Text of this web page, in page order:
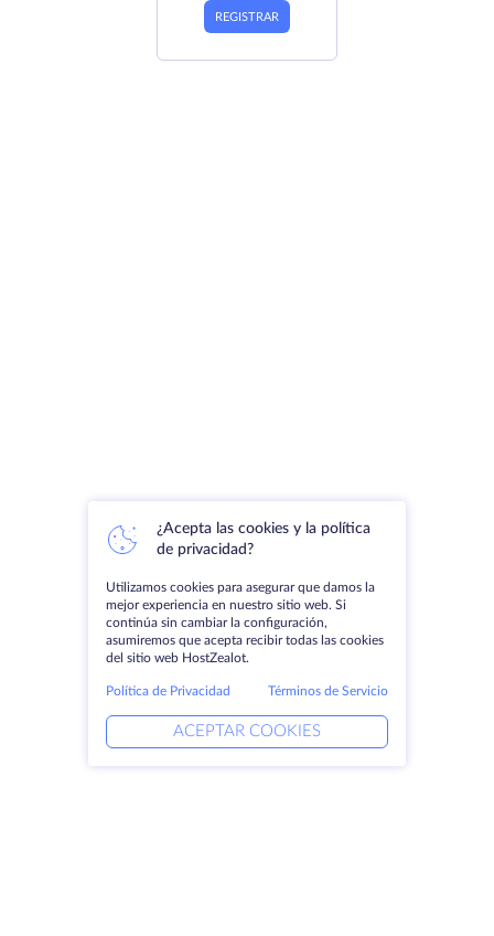
REGISTRAR
¿Acepta las cookies y la política
de privacidad?
Utilizamos cookies para asegurar que damos la
mejor experiencia en nuestro sitio web. Si
continúa sin cambiar la configuración,
asumiremos que acepta recibir todas las cookies
del sitio web HostZealot.
Política de Privacidad Términos de Servicio
ACEPTAR COOKIES